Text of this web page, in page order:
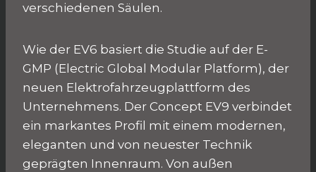
verschiedenen Säulen.
Wie der EV6 basiert die Studie auf der E-
GMP (Electric Global Modular Platform), der
neuen Elektrofahrzeugplattform des
Unternehmens. Der Concept EV9 verbindet
ein markantes Profil mit einem modernen,
eleganten und von neuester Technik
geprägten Innenraum. Von außen